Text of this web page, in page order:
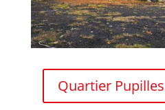
Quartier